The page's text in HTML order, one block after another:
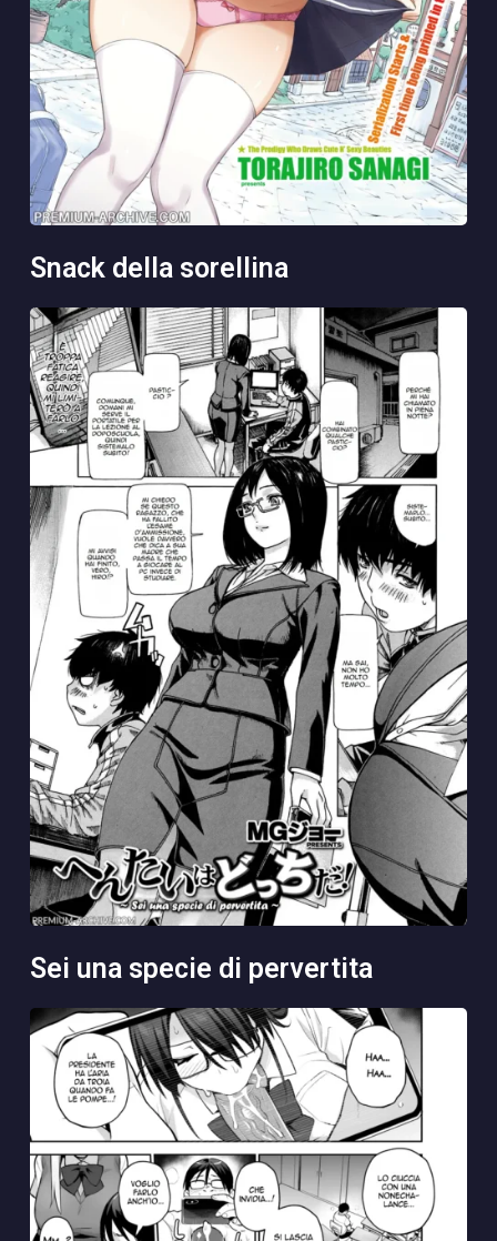
snack della sorellina
sei una specie di pervertita